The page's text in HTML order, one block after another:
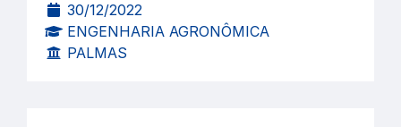
30/12/2022
ENGENHARIA AGRONÔMICA
PALMAS